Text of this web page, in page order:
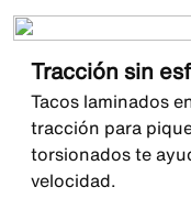
Tracción sin
Tacos laminados
tracción para
torsionados te
velocidad.